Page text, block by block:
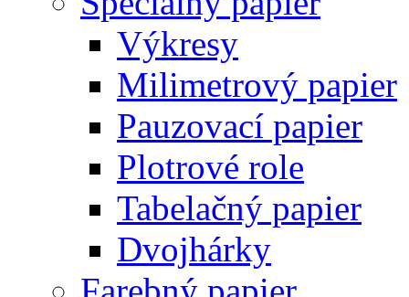
Výkresy
Milimetrový papier
Pauzovací papier
Plotrové role
Tabelačný papier
Dvojhárky